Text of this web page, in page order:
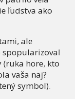
ľudstva ako
ale
spopularizoval
(ruka hore, kto
vaša naj?
symbol).